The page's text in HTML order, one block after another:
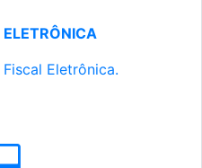
Eletrônica.